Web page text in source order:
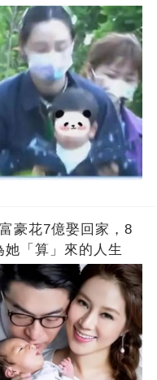
豪花7億娶回家，8
「算」來的人生